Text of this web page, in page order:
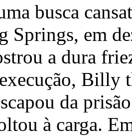
busca
Springs, em
a dura
Billy
da
à carga.